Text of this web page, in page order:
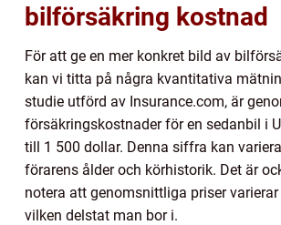
bilförsäkring kostnad
För att ge en mer konkret bild av
kan vi titta på några kvantitativa
studie utförd av Insurance.com, är
försäkringskostnader för en sedanbil i
till 1 500 dollar. Denna siffra kan
förarens ålder och körhistorik. Det är
notera att genomsnittliga priser varierar
vilken delstat man bor i.